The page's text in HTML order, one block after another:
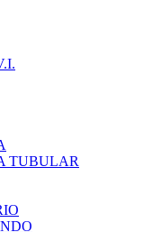
TUBULAR